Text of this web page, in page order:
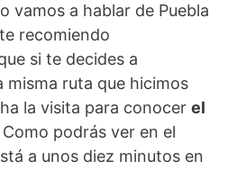
vamos a hablar de Puebla
recomiendo
si te decides a
misma ruta que hicimos
la visita para conocer el
Como podrás ver en el
a unos diez minutos en